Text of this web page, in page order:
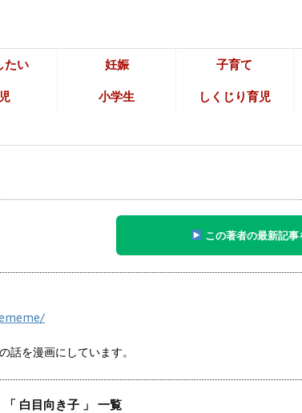
たい 妊娠 子育て
小学生 しくじり育児
この著者の最新記事
を漫画にしています。
「 白目向き子 」 一覧